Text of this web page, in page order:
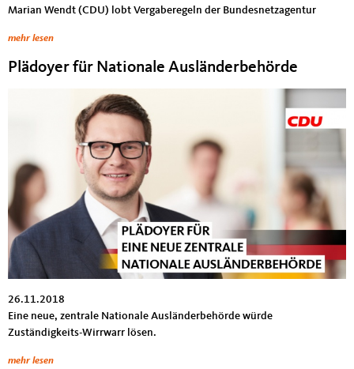
Marian Wendt (CDU) lobt Vergaberegeln der Bundesnetzagentur
mehr lesen
Plädoyer für Nationale Ausländerbehörde
26.11.2018
Eine neue, zentrale Nationale Ausländerbehörde würde
Zuständigkeits-Wirrwarr lösen.
mehr lesen